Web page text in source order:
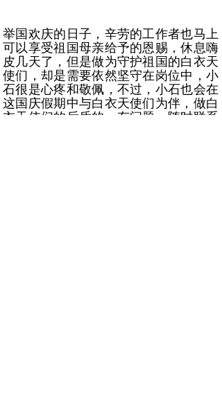
举国欢庆的日子，辛劳的工作者也马上
可以享受祖国母亲给予的恩赐，休息嗨
皮几天了，但是做为守护祖国的白衣天
使们，却是需要依然坚守在岗位中，小
石很是心疼和敬佩，不过，小石也会在
这国庆假期中与白衣天使们为伴，做白
衣天使们的后盾的，有问题，随时联系